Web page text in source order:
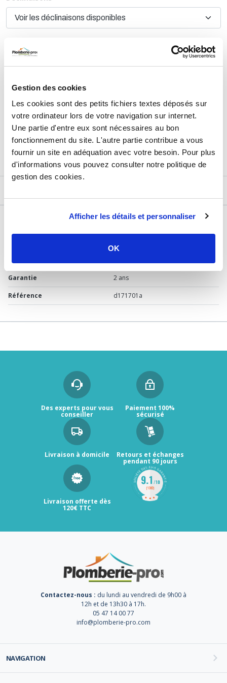
Gestion des cookies
Les cookies sont des petits fichiers textes déposés sur
votre ordinateur lors de votre navigation sur internet.
Une partie d'entre eux sont nécessaires au bon
fonctionnement du site. L'autre partie contribue a vous
fournir un site en adéquation avec votre besoin. Pour plus
d'informations vous pouvez consulter notre politique de
gestion des cookies.
Afficher les détails et personnaliser
OK
37,96 €
AJOUTER AU PANIER
Retours et échanges jusqu'à 90 jours
En savoir plus
DÉTAILS TECHNIQUES
Marque
Garantie 2 ans
Référence d171701a
Des experts pour vous
conseiller
Paiement 100%
sécurisé
Livraison à domicile Retours et échanges
pendant 90 jours
Livraison offerte dès
120€ TTC
Contactez-nous : du lundi au vendredi de 9h00 à
12h et de 13h30 à 17h.
05 47 14 00 77
info@plomberie-pro.com
NAVIGATION